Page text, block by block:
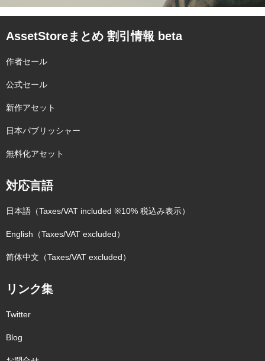
AssetStoreまとめ 割引情報 beta
作者セール
公式セール
新作アセット
日本パブリッシャー
無料化アセット
対応言語
日本語（Taxes/VAT included ※10% 税込み表示）
English（Taxes/VAT excluded）
简体中文（Taxes/VAT excluded）
リンク集
Twitter
Blog